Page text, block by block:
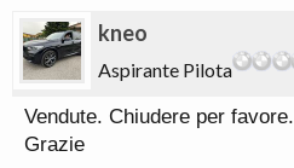
kneo
Aspirante Pilota
Vendute. Chiudere per favore.
Grazie